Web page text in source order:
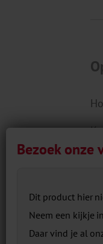
Dit product hier
Neem een kijkje
Daar vind je al